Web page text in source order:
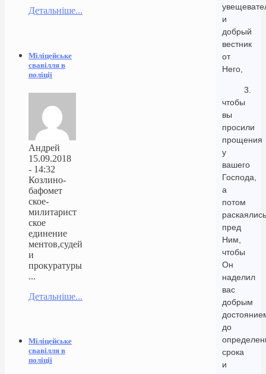
и
добрый
вестник
от
Него,
3.
чтобы
вы
просили
прощения
у
вашего
Господа,
а
потом
раскаялись
пред
Ним,
чтобы
Он
наделил
вас
добрым
до
срока
и
Детальніше...
Міліцейське
свавілля в
поліції
Андрей
15.09.2018
- 14:32
Козлино-
бафомет
ское-
милитарист
ское
единение
ментов,судей
и
прокуратуры
...
Детальніше...
Міліцейське
свавілля в
поліції